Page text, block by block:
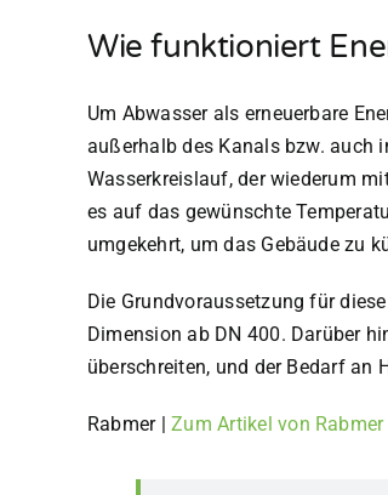
Wie funktioniert
Um Abwasser als erneuerbare
außerhalb des Kanals bzw. auch
Wasserkreislauf, der wiederum
es auf das gewünschte
umgekehrt, um das Gebäude zu
Die Grundvoraussetzung für
Dimension ab DN 400. Darüber
überschreiten, und der Bedarf an
Rabmer Zum Artikel von Rabmer